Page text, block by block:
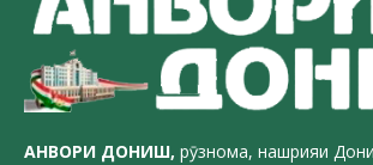
АНВОРИ ДОНИШ, рӯзнома, нашрияи